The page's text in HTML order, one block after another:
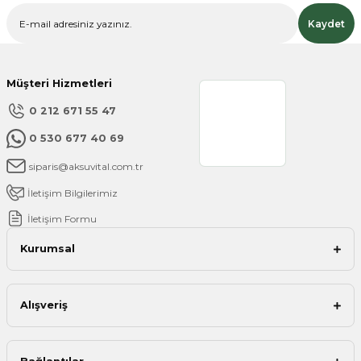
Kaydet
Müşteri Hizmetleri
0 212 671 55 47
0 530 677 40 69
siparis@aksuvital.com.tr
İletişim Bilgilerimiz
İletişim Formu
Kurumsal
Alışveriş